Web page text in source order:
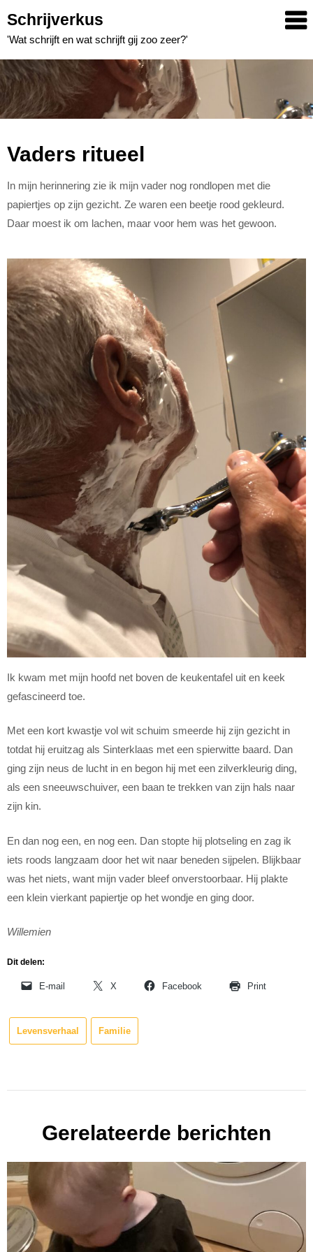
to
content
Schrijverkus
'Wat schrijft en wat schrijft gij zoo zeer?'
Vaders ritueel
In mijn herinnering zie ik mijn vader nog rondlopen met die
papiertjes op zijn gezicht. Ze waren een beetje rood gekleurd.
Daar moest ik om lachen, maar voor hem was het gewoon.
Ik kwam met mijn hoofd net boven de keukentafel uit en keek
gefascineerd toe.
Met een kort kwastje vol wit schuim smeerde hij zijn gezicht in
totdat hij eruitzag als Sinterklaas met een spierwitte baard. Dan
ging zijn neus de lucht in en begon hij met een zilverkleurig ding,
als een sneeuwschuiver, een baan te trekken van zijn hals naar
zijn kin.
En dan nog een, en nog een. Dan stopte hij plotseling en zag ik
iets roods langzaam door het wit naar beneden sijpelen. Blijkbaar
was het niets, want mijn vader bleef onverstoorbaar. Hij plakte
een klein vierkant papiertje op het wondje en ging door.
Willemien
Dit delen:
E-mail X Facebook Print
Levensverhaal Familie
Gerelateerde berichten